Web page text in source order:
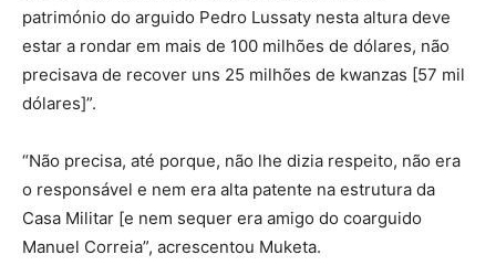
património do arguido Pedro Lussaty nesta altura deve
estar a rondar em mais de 100 milhões de dólares, não
precisava de recover uns 25 milhões de kwanzas [57 mil
dólares]”.
“Não precisa, até porque, não lhe dizia respeito, não era
o responsável e nem era alta patente na estrutura da
Casa Militar [e nem sequer era amigo do coarguido
Manuel Correia”, acrescentou Muketa.